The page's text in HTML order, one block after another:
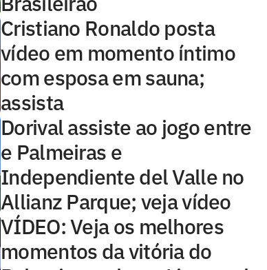
Cristiano Ronaldo posta
vídeo em momento íntimo
com esposa em sauna;
assista
Dorival assiste ao jogo entre
e Palmeiras e
Independiente del Valle no
Allianz Parque; veja vídeo
VÍDEO: Veja os melhores
momentos da vitória do